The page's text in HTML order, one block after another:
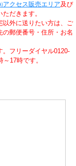
アクセス販売エリア及び
だきます。
以外に送りたい方は、ご
郵便番号・住所・お名
。フリーダイヤル0120-
17時です。